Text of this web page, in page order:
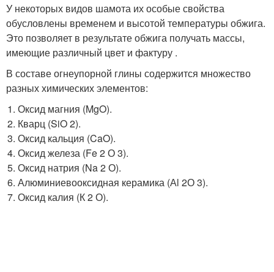
У некоторых видов шамота их особые свойства
обусловлены временем и высотой температуры обжига.
Это позволяет в результате обжига получать массы,
имеющие различный цвет и фактуру .
В составе огнеупорной глины содержится множество
разных химических элементов:
Оксид магния (MgO).
Кварц (SiO 2).
Оксид кальция (CaO).
Оксид железа (Fe 2 О 3).
Оксид натрия (Na 2 О).
Алюминиевооксидная керамика (Аl 2О 3).
Оксид калия (К 2 О).